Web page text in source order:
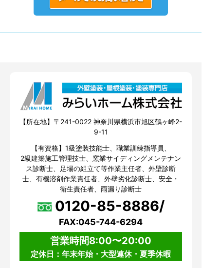
【所在地】〒241-0022 神奈川県横浜市旭区鶴ヶ峰2-
9-11
【有資格】1級塗装技能士、職業訓練指導員、
2級建築施工管理技士、窯業サイディングメンテナン
ス診断士、足場の組立て等作業主任者、外壁診断
士、有機溶剤作業責任者、外壁劣化診断士、安全・
衛生責任者、雨漏り診断士
0120-85-8886/
FAX:045-744-6294
営業時間8:00〜20:00
定休日：年末年始・大型連休・夏季休暇